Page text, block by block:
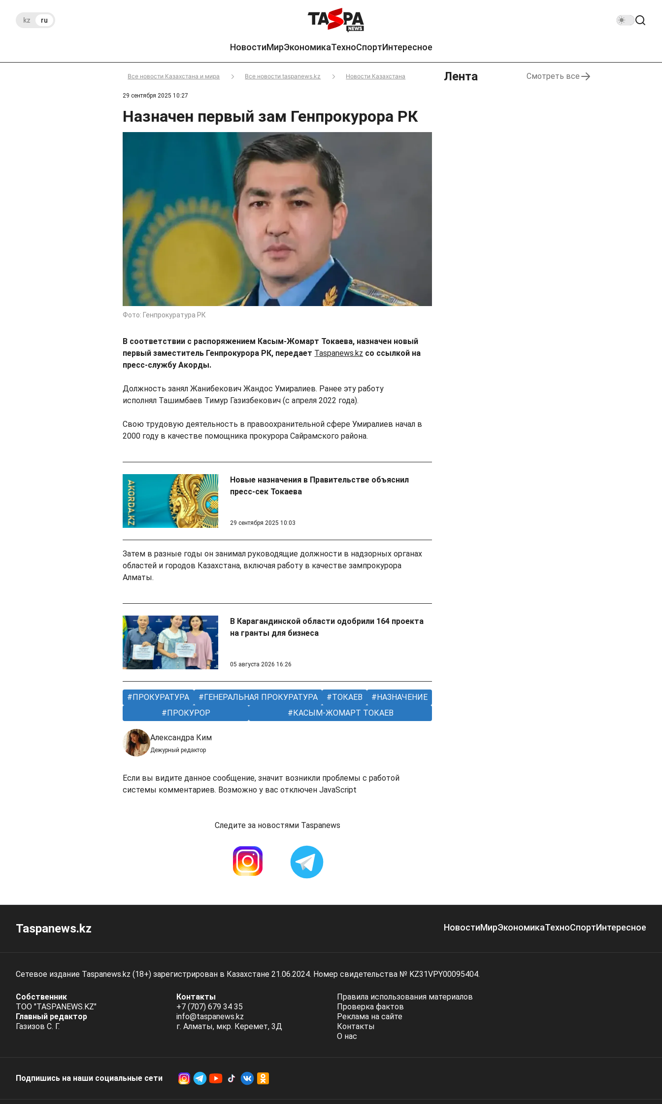
kz ru
НовостиМирЭкономикаТехноСпортИнтересное
Все новости Казахстана и мира Все новости taspanews.kz Новости Казахстана
29 сентября 2025 10:27
Назначен первый зам Генпрокурора РК
Фото: Генпрокуратура РК
В соответствии с распоряжением Касым-Жомарт Токаева, назначен новый
первый заместитель Генпрокурора РК, передает Taspanews.kz со ссылкой на
пресс-службу Акорды.
Должность занял Жанибекович Жандос Умиралиев. Ранее эту работу
исполнял Ташимбаев Тимур Газизбекович (с апреля 2022 года).
Свою трудовую деятельность в правоохранительной сфере Умиралиев начал в
2000 году в качестве помощника прокурора Сайрамского района.
Новые назначения в Правительстве объяснил
пресс-сек Токаева
29 сентября 2025 10:03
Затем в разные годы он занимал руководящие должности в надзорных органах
областей и городов Казахстана, включая работу в качестве зампрокурора
Алматы.
В Карагандинской области одобрили 164 проекта
на гранты для бизнеса
05 августа 2026 16:26
ПРОКУРАТУРА ГЕНЕРАЛЬНАЯ ПРОКУРАТУРА ТОКАЕВ
НАЗНАЧЕНИЕ
ПРОКУРОР
КАСЫМ-ЖОМАРТ ТОКАЕВ
Александра Ким
Дежурный редактор
Если вы видите данное сообщение, значит возникли проблемы с работой
системы комментариев. Возможно у вас отключен JavaScript
Следите за новостями Taspanews
Лента Смотреть все
Taspanews.kz НовостиМирЭкономикаТехноСпортИнтересное
Сетевое издание Taspanews.kz (18+) зарегистрирован в Казахстане 21.06.2024. Номер свидетельства № KZ31VPY00095404.
Собственник
ТОО "TASPANEWS.KZ"
Главный редактор
Газизов С. Г.
Контакты
+7 (707) 679 34 35
info@taspanews.kz
г. Алматы, мкр. Керемет, 3Д
Правила использования материалов
Проверка фактов
Реклама на сайте
Контакты
О нас
Подпишись на наши социальные cети